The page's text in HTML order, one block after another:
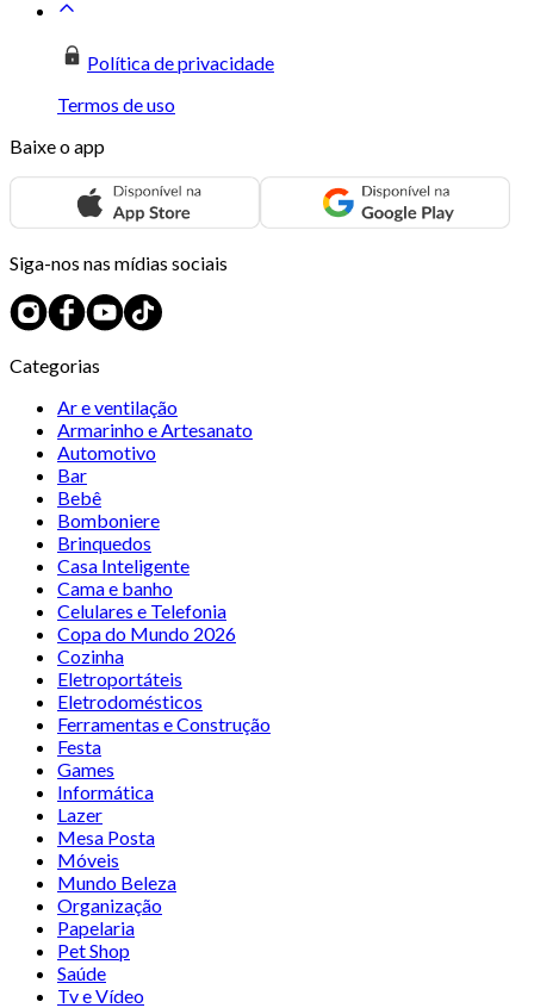
Política de privacidade
Termos de uso
Baixe o app
Siga-nos nas mídias sociais
Categorias
Ar e ventilação
Armarinho e Artesanato
Automotivo
Bar
Bebê
Bomboniere
Brinquedos
Casa Inteligente
Cama e banho
Celulares e Telefonia
Copa do Mundo 2026
Cozinha
Eletroportáteis
Eletrodomésticos
Ferramentas e Construção
Festa
Games
Informática
Lazer
Mesa Posta
Móveis
Mundo Beleza
Organização
Papelaria
Pet Shop
Saúde
Tv e Vídeo